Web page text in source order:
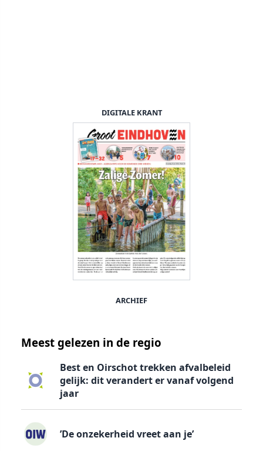
DIGITALE KRANT
ARCHIEF
Meest gelezen in de regio
Best en Oirschot trekken afvalbeleid
gelijk: dit verandert er vanaf volgend
jaar
’De onzekerheid vreet aan je’